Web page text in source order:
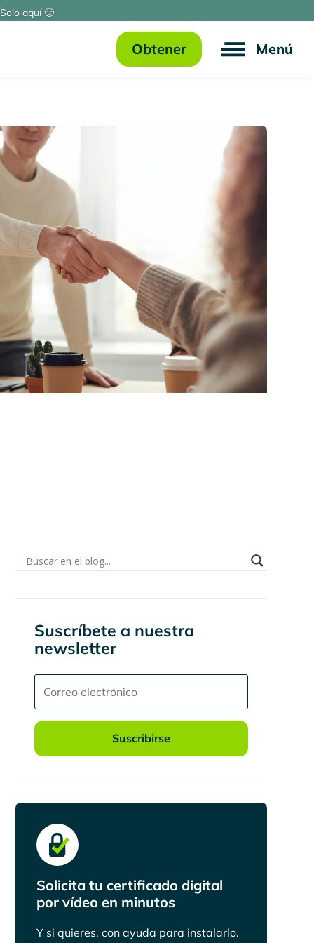
aquí 🙂
Menú
Obtener
Suscríbete a nuestra
newsletter
Suscribirse
Solicita tu certificado digital
por vídeo en minutos
Y si quieres, con ayuda para instalarlo.